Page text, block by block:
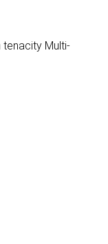
tenacity Multi-